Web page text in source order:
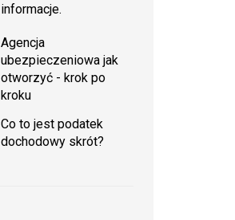
informacje.
Agencja
ubezpieczeniowa jak
otworzyć - krok po
kroku
Co to jest podatek
dochodowy skrót?